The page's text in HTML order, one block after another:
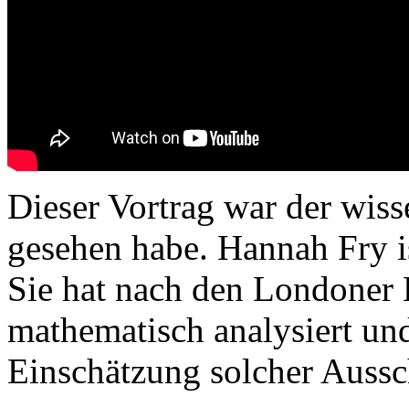
Dieser Vortrag war der
gesehen habe. Hannah
Sie hat nach den
mathematisch analysiert
Einschätzung solcher